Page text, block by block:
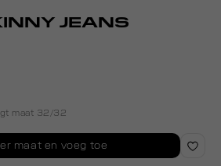
JEANS
maat 32/32
maat en voeg toe